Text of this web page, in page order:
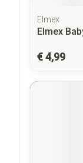
Elmex
Elmex
€ 4,99